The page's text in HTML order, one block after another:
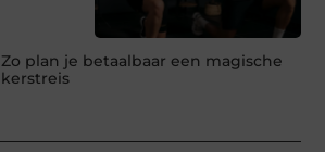
Zo plan je betaalbaar een magische
kerstreis